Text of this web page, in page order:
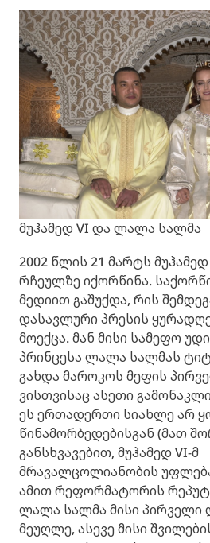
მუჰამედ VI და ლალა სალმა
2002 წლის 21 მარტს
რჩეულზე იქორწინა.
მედიით გაშუქდა, რის
დასავლური პრესის
მოექცა. მან მისი სამეფო
პრინცესა ლალა სალმას
გახდა მაროკოს მეფის
ვისთვისაც ასეთი
ეს ერთადერთი სიახლე არ
წინამორბედებისგან (მათ
განსხვავებით, მუჰამედ VI-მ
მრავალცოლიანობის
ამით რეფორმატორის
ლალა სალმა მისი
მეუღლე, ასევე მისი